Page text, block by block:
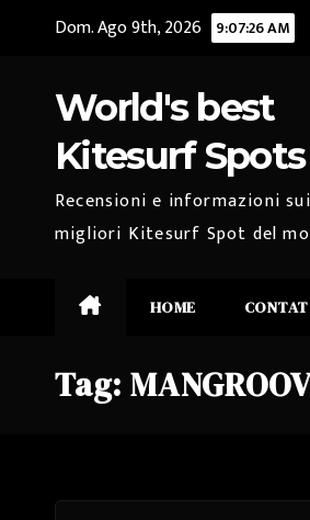
Dom. Ago 9th, 2026 9:07:26 AM
World's best
Kitesurf Spots
Recensioni e informazioni sui
migliori Kitesurf Spot del
HOME
Tag: